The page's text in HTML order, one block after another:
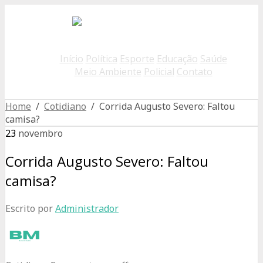
Início Política Esporte Educação Saúde
Meio Ambiente Policial Contato
Home / Cotidiano / Corrida Augusto Severo: Faltou
camisa?
23 novembro
Corrida Augusto Severo: Faltou
camisa?
Escrito porAdministrador